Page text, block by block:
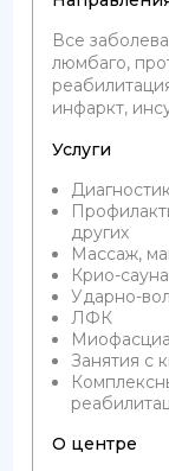
Все
люмбаго,
инфаркт,
Услуги
других
Массаж,
Крио-сауна
Ударно-
ЛФК
Занятия с
О центре